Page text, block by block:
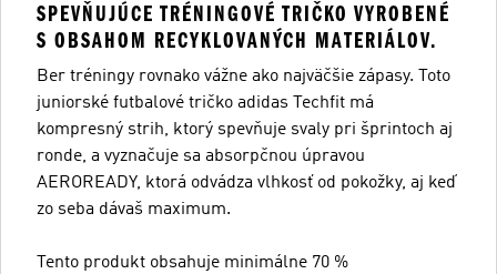
SPEVŇUJÚCE TRÉNINGOVÉ TRIČKO VYROBENÉ
S OBSAHOM RECYKLOVANÝCH MATERIÁLOV.
Ber tréningy rovnako vážne ako najväčšie zápasy. Toto
juniorské futbalové tričko adidas Techfit má
kompresný strih, ktorý spevňuje svaly pri šprintoch aj
ronde, a vyznačuje sa absorpčnou úpravou
AEROREADY, ktorá odvádza vlhkosť od pokožky, aj keď
zo seba dávaš maximum.
Tento produkt obsahuje minimálne 70 %